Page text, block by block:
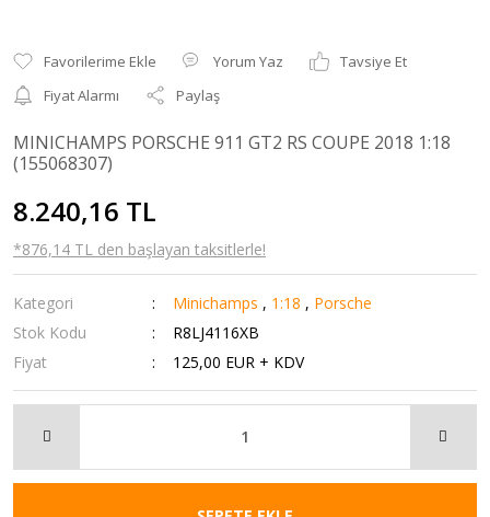
Yorum Yaz
Tavsiye Et
Fiyat Alarmı
Paylaş
MINICHAMPS PORSCHE 911 GT2 RS COUPE 2018 1:18
(155068307)
8.240,16 TL
*876,14 TL den başlayan taksitlerle!
Kategori Minichamps , 1:18 , Porsche
Stok Kodu
R8LJ4116XB
Fiyat
125,00 EUR + KDV